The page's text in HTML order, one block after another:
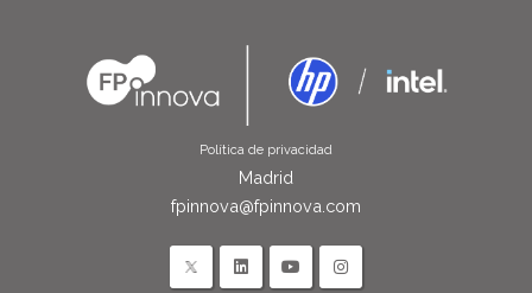
Política de privacidad
Madrid
fpinnova@fpinnova.com